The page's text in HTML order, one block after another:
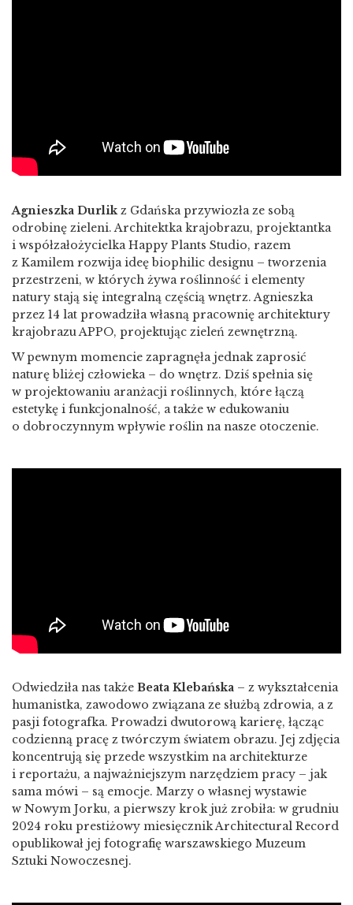
Agnieszka Durlik z Gdańska przywiozła ze sobą
odrobinę zieleni. Architektka krajobrazu, projektantka
i współzałożycielka Happy Plants Studio, razem
z Kamilem rozwija ideę biophilic designu – tworzenia
przestrzeni, w których żywa roślinność i elementy
natury stają się integralną częścią wnętrz. Agnieszka
przez 14 lat prowadziła własną pracownię architektury
krajobrazu APPO, projektując zieleń zewnętrzną.
W pewnym momencie zapragnęła jednak zaprosić
naturę bliżej człowieka – do wnętrz. Dziś spełnia się
w projektowaniu aranżacji roślinnych, które łączą
estetykę i funkcjonalność, a także w edukowaniu
o dobroczynnym wpływie roślin na nasze otoczenie.
Odwiedziła nas także Beata Klebańska – z wykształcenia
humanistka, zawodowo związana ze służbą zdrowia, a z
pasji fotografka. Prowadzi dwutorową karierę, łącząc
codzienną pracę z twórczym światem obrazu. Jej zdjęcia
koncentrują się przede wszystkim na architekturze
i reportażu, a najważniejszym narzędziem pracy – jak
sama mówi – są emocje. Marzy o własnej wystawie
w Nowym Jorku, a pierwszy krok już zrobiła: w grudniu
2024 roku prestiżowy miesięcznik Architectural Record
opublikował jej fotografię warszawskiego Muzeum
Sztuki Nowoczesnej.